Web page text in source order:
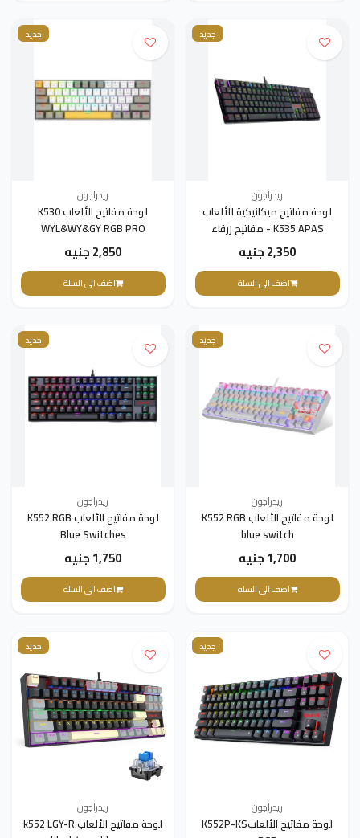
جديد
ريدراجون
لوحة مفاتيح ميكانيكية للألعاب
K535 APAS - مفاتيح زرقاء
منخفضة الارتفاع - أسود
2,350 جنيه
اضف الى السلة
جديد
ريدراجون
لوحة مفاتيح الألعاب K530
WYL&WY&GY RGB PRO
2,850 جنيه
اضف الى السلة
جديد
ريدراجون
لوحة مفاتيح الألعاب K552 RGB
blue switch
1,700 جنيه
اضف الى السلة
جديد
ريدراجون
لوحة مفاتيح الألعاب K552 RGB
Blue Switches
1,750 جنيه
اضف الى السلة
جديد
ريدراجون
لوحة مفاتيح الألعابK552P-KS
جديد
ريدراجون
لوحة مفاتيح الألعاب k552 LGY-R